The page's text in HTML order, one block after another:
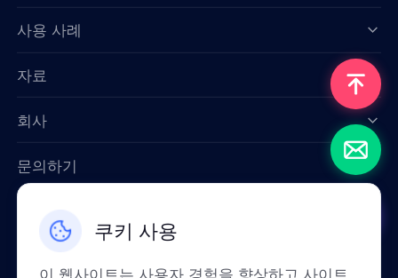
쿠키 사용
이 웹사이트는 사용자 경험을 향상하고 사이트
사용 사례
자료
회사
문의하기
한국인